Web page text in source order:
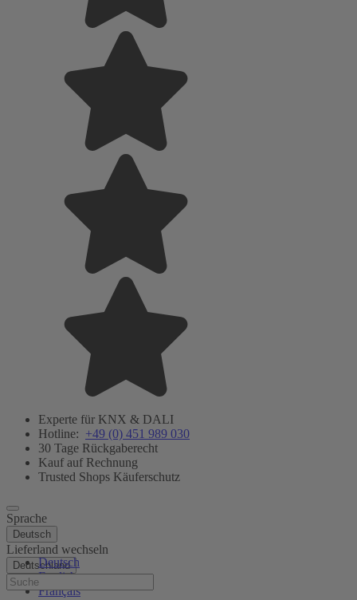
Experte für KNX & DALI
Hotline: +49 (0) 451 989 030
30 Tage Rückgaberecht
Kauf auf Rechnung
Trusted Shops Käuferschutz
Sprache
Deutsch
Deutsch
English
Français
Lieferland wechseln
Deutschland
Hilfe